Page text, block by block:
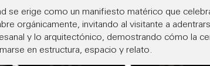
se erige como un manifiesto matérico que
orgánicamente, invitando al visitante a
y lo arquitectónico, demostrando cómo la
en estructura, espacio y relato.